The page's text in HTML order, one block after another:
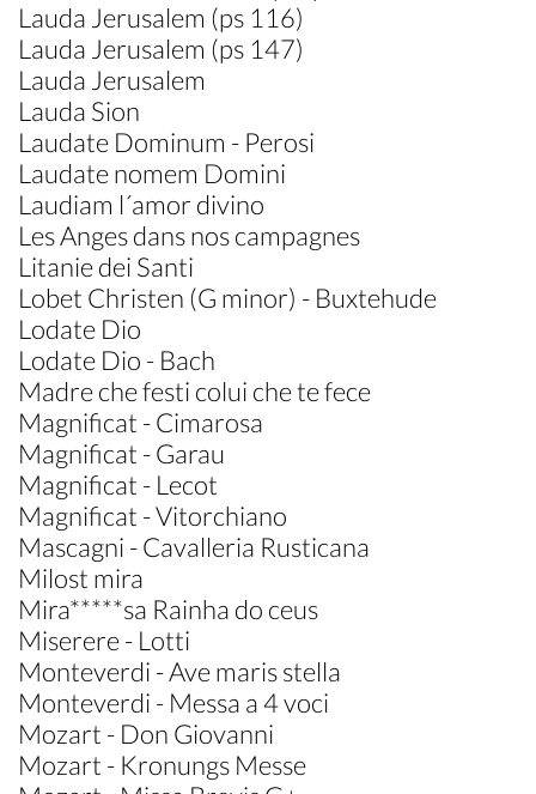
Lauda Jerusalem (ps 116)
Lauda Jerusalem (ps 147)
Lauda Jerusalem
Lauda Sion
Laudate Dominum - Perosi
Laudate nomem Domini
Laudiam l´amor divino
Les Anges dans nos campagnes
Litanie dei Santi
Lobet Christen (G minor) - Buxtehude
Lodate Dio
Lodate Dio - Bach
Madre che festi colui che te fece
Magnificat - Cimarosa
Magnificat - Garau
Magnificat - Lecot
Magnificat - Vitorchiano
Mascagni - Cavalleria Rusticana
Milost mira
Mira*****sa Rainha do ceus
Miserere - Lotti
Monteverdi - Ave maris stella
Monteverdi - Messa a 4 voci
Mozart - Don Giovanni
Mozart - Kronungs Messe